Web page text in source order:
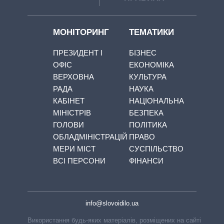
МОНІТОРИНГ
ПРЕЗИДЕНТ І
ОФІС
ВЕРХОВНА
РАДА
КАБІНЕТ
МІНІСТРІВ
ГОЛОВИ
ОБЛАДМІНІСТРАЦІЙ
МЕРИ МІСТ
ВСІ ПЕРСОНИ
ТЕМАТИКИ
БІЗНЕС
ЕКОНОМІКА
КУЛЬТУРА
НАУКА
НАЦІОНАЛЬНА
БЕЗПЕКА
ПОЛІТИКА
ПРАВО
СУСПІЛЬСТВО
ФІНАНСИ
info@slovoidilo.ua
Використання будь-яких матеріалів, розміщених на сайті,